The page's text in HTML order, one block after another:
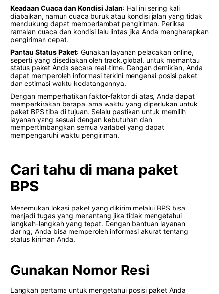
Keadaan Cuaca dan Kondisi Jalan: Hal ini sering kali
diabaikan, namun cuaca buruk atau kondisi jalan yang tidak
mendukung dapat memperlambat pengiriman. Periksa
ramalan cuaca dan kondisi lalu lintas jika Anda mengharapkan
pengiriman cepat.
Pantau Status Paket: Gunakan layanan pelacakan online,
seperti yang disediakan oleh track.global, untuk memantau
status paket Anda secara real-time. Dengan demikian, Anda
dapat memperoleh informasi terkini mengenai posisi paket
dan estimasi waktu kedatangannya.
Dengan memperhatikan faktor-faktor di atas, Anda dapat
memperkirakan berapa lama waktu yang diperlukan untuk
paket BPS tiba di tujuan. Selalu pastikan untuk memilih
layanan yang sesuai dengan kebutuhan dan
mempertimbangkan semua variabel yang dapat
mempengaruhi waktu pengiriman.
Cari tahu di mana paket
BPS
Menemukan lokasi paket yang dikirim melalui BPS bisa
menjadi tugas yang menantang jika tidak mengetahui
langkah-langkah yang tepat. Dengan bantuan layanan
daring, Anda bisa memperoleh informasi akurat tentang
status kiriman Anda.
Gunakan Nomor Resi
Langkah pertama untuk mengetahui posisi paket Anda